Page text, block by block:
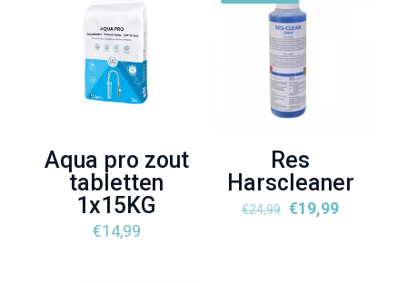
Aqua pro zout
tabletten
1x15KG
€14,99
Res
Harscleaner
€24,99 Oorspronkelijke
€19,99Huidige